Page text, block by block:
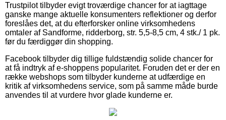
Trustpilot tilbyder evigt troværdige chancer for at iagttage
ganske mange aktuelle konsumenters reflektioner og derfor
foreslåes det, at du efterforsker online virksomhedens
omtaler af Sandforme, ridderborg, str. 5,5-8,5 cm, 4 stk./ 1 pk.
før du færdiggør din shopping.
Facebook tilbyder dig tillige fuldstændig solide chancer for
at få indtryk af e-shoppens popularitet. Foruden det er der en
række webshops som tilbyder kunderne at udfærdige en
kritik af virksomhedens service, som på samme måde burde
anvendes til at vurdere hvor glade kunderne er.